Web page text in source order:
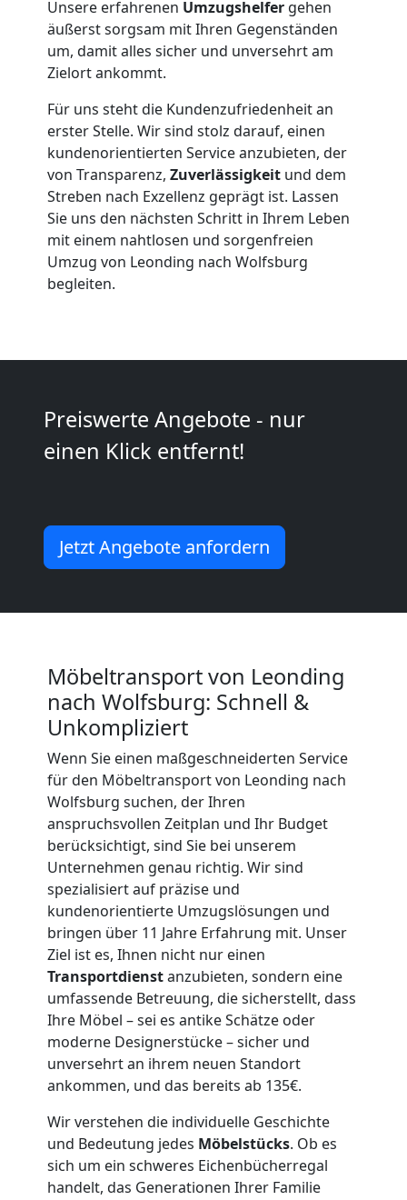
Unsere erfahrenen Umzugshelfer gehen
äußerst sorgsam mit Ihren Gegenständen
um, damit alles sicher und unversehrt am
Zielort ankommt.
Für uns steht die Kundenzufriedenheit an
erster Stelle. Wir sind stolz darauf, einen
kundenorientierten Service anzubieten, der
von Transparenz, Zuverlässigkeit und dem
Streben nach Exzellenz geprägt ist. Lassen
Sie uns den nächsten Schritt in Ihrem Leben
mit einem nahtlosen und sorgenfreien
Umzug von Leonding nach Wolfsburg
begleiten.
Preiswerte Angebote - nur
einen Klick entfernt!
Jetzt Angebote anfordern
Möbeltransport von Leonding
nach Wolfsburg: Schnell &
Unkompliziert
Wenn Sie einen maßgeschneiderten Service
für den Möbeltransport von Leonding nach
Wolfsburg suchen, der Ihren
anspruchsvollen Zeitplan und Ihr Budget
berücksichtigt, sind Sie bei unserem
Unternehmen genau richtig. Wir sind
spezialisiert auf präzise und
kundenorientierte Umzugslösungen und
bringen über 11 Jahre Erfahrung mit. Unser
Ziel ist es, Ihnen nicht nur einen
Transportdienstanzubieten, sondern eine
umfassende Betreuung, die sicherstellt, dass
Ihre Möbel – sei es antike Schätze oder
moderne Designerstücke – sicher und
unversehrt an ihrem neuen Standort
ankommen, und das bereits ab 135€.
Wir verstehen die individuelle Geschichte
und Bedeutung jedes Möbelstücks. Ob es
sich um ein schweres Eichenbücherregal
handelt, das Generationen Ihrer Familie
Leonding
Beiladung
Leonding
Mini
Umzug
Leonding
Umzug
Mann
LKW
Leonding
Kunsttransport
Leonding
Umzug
Leonding
Mann
LKW
Möbellift
Leonding